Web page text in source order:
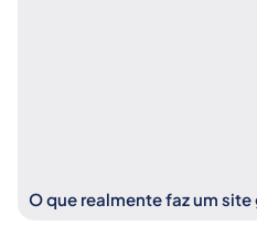
O que realmente faz um